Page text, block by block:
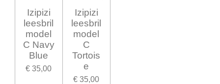
Izipizi
leesbril
model
C Navy
Blue
€ 35,00
Izipizi
leesbril
model
C
Tortois
e
€ 35,00